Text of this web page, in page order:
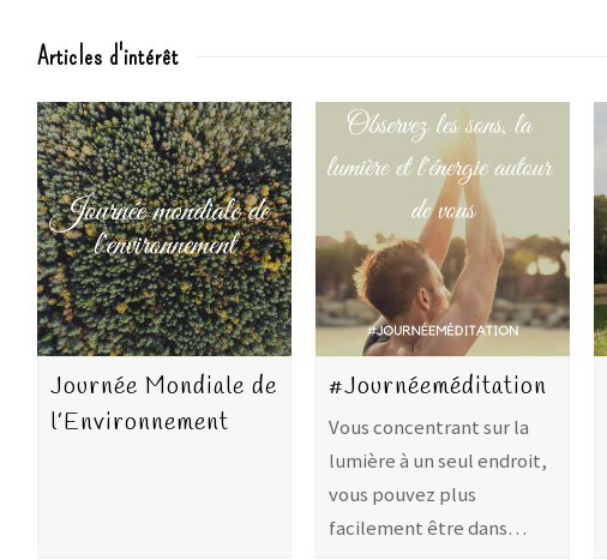
Articles d'intérêt
Journée Mondiale de
l’Environnement
#Journéeméditation
Vous concentrant sur la
lumière à un seul endroit,
vous pouvez plus
facilement être dans…